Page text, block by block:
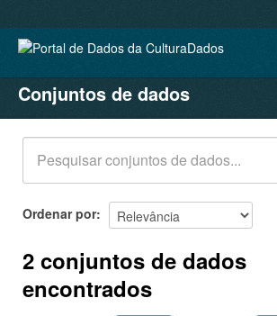
CONJUNTOS DE DADOS
ORGANIZAÇÕES
GRUPOS
SOBRE
Conjuntos de dados
Ordenar por
2 conjuntos de dados
encontrados